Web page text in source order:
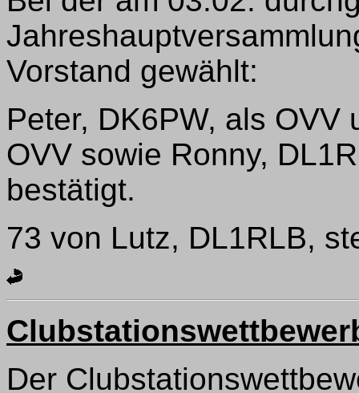
Vorstand gewählt:
Peter, DK6PW, als OVV
OVV sowie Ronny,
bestätigt.
73 von Lutz, DL1RLB,
Der